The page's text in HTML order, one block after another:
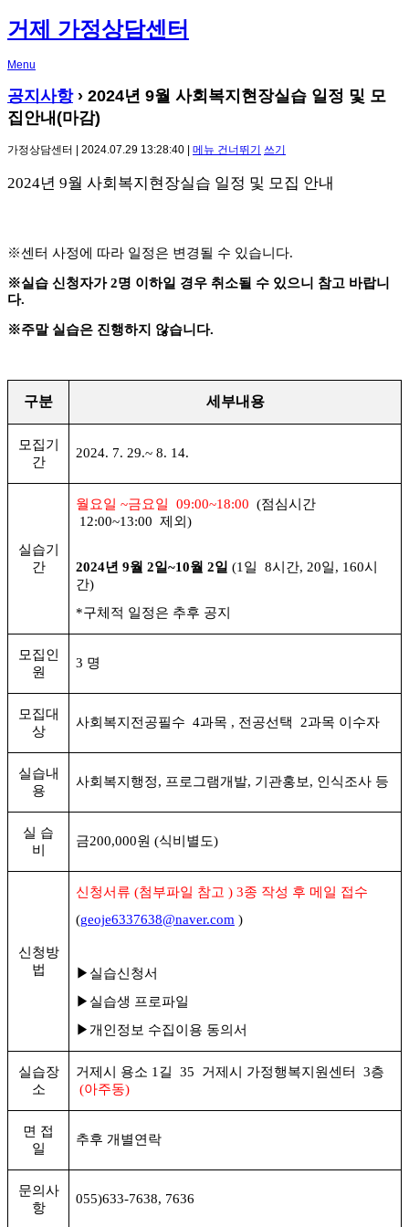
거제 가정상담센터
Menu
공지사항› 2024년 9월 사회복지현장실습 일정 및 모
집안내(마감)
가정상담센터 | 2024.07.29 13:28:40 | 메뉴 건너뛰기 쓰기
2024년 9월 사회복지현장실습 일정 및 모집 안내
※센터 사정에 따라 일정은 변경될 수 있습니다.
※실습 신청자가2명 이하일 경우 취소될 수 있으니 참고 바랍니
다.
※주말 실습은 진행하지 않습니다.
구분 세부내용
모집기
간
2024. 7. 29.~ 8. 14.
실습기
간
월요일 ~금요일 09:00~18:00 (점심시간
12:00~13:00 제외 )
2024년 9월 2일~10월 2일 (1일 8시간, 20일, 160시
간)
*구체적 일정은 추후 공지
모집인
원
3 명
모집대
상
사회복지전공필수 4과목 , 전공선택 2과목 이수자
실습내
용
사회복지행정, 프로그램개발, 기관홍보, 인식조사 등
실 습
비
금200,000원 (식비별도)
신청방
법
신청서류 (첨부파일 참고 ) 3종 작성 후 메일 접수
(geoje6337638@naver.com )
▶ 실습신청서
▶ 실습생 프로파일
▶ 개인정보 수집이용 동의서
실습장
소
거제시 용소 1길 35 거제시 가정행복지원센터 3층
(아주동)
면 접
일
추후 개별연락
문의사
항
055)633-7638, 7636